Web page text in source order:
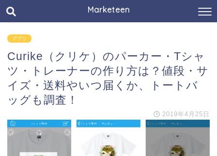
Marketeen
アプリ
Curike（クリケ）のパーカー・Tシャ
ツ・トレーナーの作り方は？値段・サ
イズ・送料やいつ届くか、トートバ
ッグも調査！
2019年4月25日